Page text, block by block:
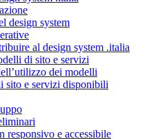
design system
al design system .italia
di sito e servizi
dei modelli
sito e servizi disponibili
responsivo e accessibile